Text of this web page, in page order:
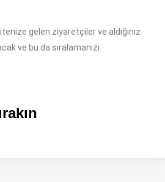
gelen ziyaretçiler ve aldığınız
ve bu da sıralamanızı